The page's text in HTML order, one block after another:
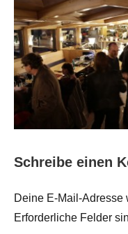
Schreibe einen
Deine E-Mail-Adresse
Erforderliche Felder